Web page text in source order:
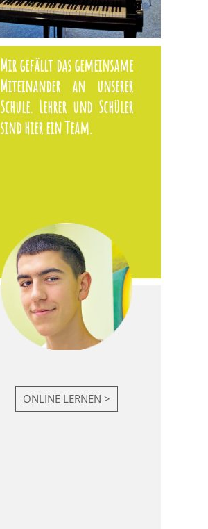
Mir gefällt das gemeinsame
Miteinander an unserer
Schule. Lehrer und Schüler
sind hier ein Team.
ONLINE LERNEN >